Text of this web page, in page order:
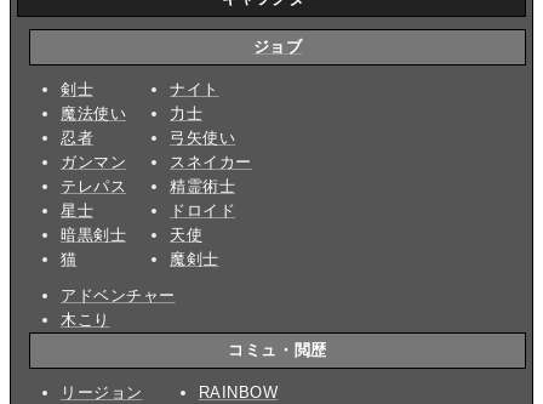
ジョブ
剣士
魔法使い
忍者
ガンマン
テレパス
星士
暗黒剣士
猫
ナイト
力士
弓矢使い
スネイカー
精霊術士
ドロイド
天使
魔剣士
アドベンチャー
木こり
コミュ・閲歴
リージョン
RAINBOW